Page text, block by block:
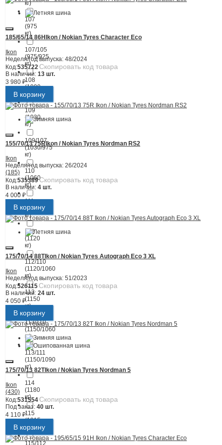
кг)
107
(975
кг)
107/105
(975/925
кг)
108
(1000
кг)
109
(1030
кг)
109/107
(1030/975
кг)
110
(1060
кг)
111
(1090
кг)
112
(1120
кг)
112/110
(1120/1060
кг)
113
(1150
кг)
113/110
(1150/1060
кг)
113/111
(1150/1090
кг)
114
(1180
кг)
115
(1215
кг)
115/112
185/65/14 86H Ikon / Nokian Tyres Character Eco
Ikon
Неделя/год выпуска: 48/2024
Код:535722 Скопировать код товара
В наличии: 13 шт.
3 980 ₽
В корзину
155/70/13 75RIkon / Nokian Tyres Nordman RS2
Ikon
Неделя/год выпуска: 26/2024
(185)
Код:535389Скопировать код товара
В наличии: 4 шт.
4 000 ₽
В корзину
175/70/14 88TIkon / Nokian Tyres Autograph Eco 3 XL
Ikon
Неделя/год выпуска: 51/2023
Код:526115 Скопировать код товара
В наличии: 24 шт.
4 050 ₽
В корзину
175/70/13 82TIkon / Nokian Tyres Nordman 5
Ikon
(430)
Код:531554 Скопировать код товара
Под заказ: 40 шт.
4 110 ₽
В корзину